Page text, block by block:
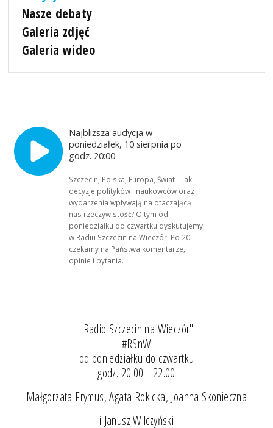
Nasze debaty
Galeria zdjęć
Galeria wideo
Najbliższa audycja w
poniedziałek, 10 sierpnia po
godz. 20:00
Szczecin, Polska, Europa, Świat – jak
decyzje polityków i naukowców oraz
wydarzenia wpływają na otaczającą
nas rzeczywistość? O tym od
poniedziałku do czwartku dyskutujemy
w Radiu Szczecin na Wieczór. Po 20
czekamy na Państwa komentarze,
opinie i pytania.
"Radio Szczecin na Wieczór"
#RSnW
od poniedziałku do czwartku
godz. 20.00 - 22.00
Małgorzata Frymus, Agata Rokicka, Joanna Skonieczna
i Janusz Wilczyński